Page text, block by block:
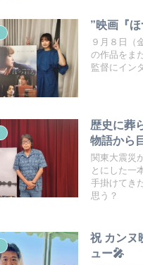
”映画『
９月８日（
の作品をま
監督にイン
歴史に葬
物語から
関東大震災
とにした一
手掛けてき
思う？
祝 カンヌ
ュー🎤